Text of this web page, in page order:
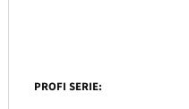
PROFI SERIE: